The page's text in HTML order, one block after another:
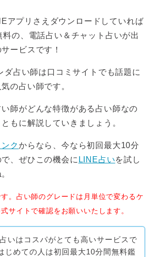
アプリさえダウンロードしていれば
の、電話占い＆チャット占いが出
ービスです！
ダ占い師は口コミサイトでも話題に
の占い師です。
師がどんな特徴がある占い師なの
もに解説していきましょう。
ンクからなら、今なら初回最大10分
、ぜひこの機会に LINE占いを試し
。占い師のグレードは月単位で変わるケ
サイトで確認をお願いいたします。
いはコスパがとても高いサービスで
じめての人は初回最大10分間無料鑑